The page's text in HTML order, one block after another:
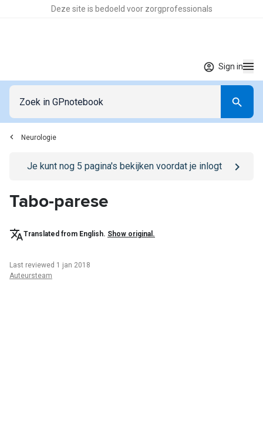
Deze site is bedoeld voor zorgprofessionals
Sign in
Neurologie
Go to/sign-in page
Je kunt nog 5 pagina's bekijken voordat je inlogt
Tabo-parese
Translated from English. Show original.
Last reviewed 1 jan 2018
Auteursteam